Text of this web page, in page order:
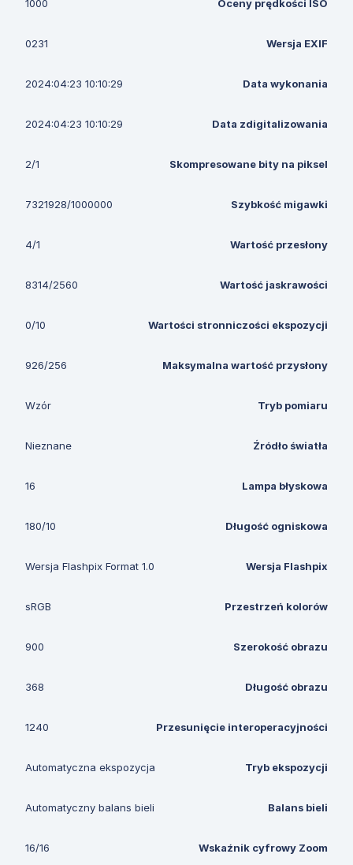
Oceny prędkości ISO
1000
Wersja EXIF
0231
Data wykonania
2024:04:23 10:10:29
Data zdigitalizowania
2024:04:23 10:10:29
Skompresowane bity na piksel
2/1
Szybkość migawki
7321928/1000000
Wartość przesłony
4/1
Wartość jaskrawości
8314/2560
Wartości stronniczości ekspozycji
0/10
Maksymalna wartość przysłony
926/256
Tryb pomiaru
Wzór
Źródło światła
Nieznane
Lampa błyskowa
16
Długość ogniskowa
180/10
Wersja Flashpix
Wersja Flashpix Format 1.0
Przestrzeń kolorów
sRGB
Szerokość obrazu
900
Długość obrazu
368
Przesunięcie interoperacyjności
1240
Tryb ekspozycji
Automatyczna ekspozycja
Balans bieli
Automatyczny balans bieli
Wskaźnik cyfrowy Zoom
16/16